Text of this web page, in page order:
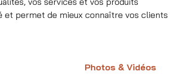
et permet de mieux connaître vos clients
Photos & Vidéos